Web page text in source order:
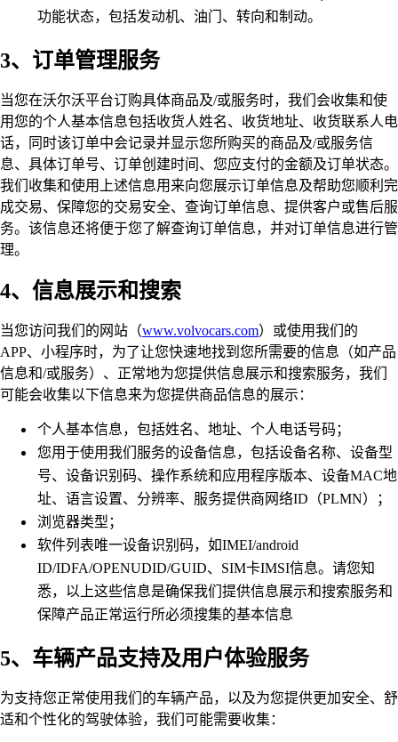
功能状态，包括发动机、油门、转向和制动。
3、订单管理服务
当您在沃尔沃平台订购具体商品及/或服务时，我们会收集和使
用您的个人基本信息包括收货人姓名、收货地址、收货联系人电
话，同时该订单中会记录并显示您所购买的商品及/或服务信
息、具体订单号、订单创建时间、您应支付的金额及订单状态。
我们收集和使用上述信息用来向您展示订单信息及帮助您顺利完
成交易、保障您的交易安全、查询订单信息、提供客户或售后服
务。该信息还将便于您了解查询订单信息，并对订单信息进行管
理。
4、信息展示和搜索
当您访问我们的网站（www.volvocars.com）或使用我们的
APP、小程序时，为了让您快速地找到您所需要的信息（如产品
信息和/或服务）、正常地为您提供信息展示和搜索服务，我们
可能会收集以下信息来为您提供商品信息的展示：
个人基本信息，包括姓名、地址、个人电话号码；
您用于使用我们服务的设备信息，包括设备名称、设备型
号、设备识别码、操作系统和应用程序版本、设备MAC地
址、语言设置、分辨率、服务提供商网络ID（PLMN）；
浏览器类型；
软件列表唯一设备识别码，如IMEI/android
ID/IDFA/OPENUDID/GUID、SIM卡IMSI信息。请您知
悉，以上这些信息是确保我们提供信息展示和搜索服务和
保障产品正常运行所必须搜集的基本信息
5、车辆产品支持及用户体验服务
为支持您正常使用我们的车辆产品，以及为您提供更加安全、舒
适和个性化的驾驶体验，我们可能需要收集：